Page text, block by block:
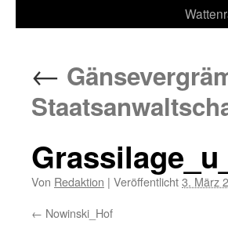
←
Von Redaktion | Veröffentlicht3. März
Nowinski_Hof